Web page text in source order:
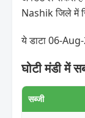
Nashik जिले में
ये डाटा 06-
घोटी मंडी में
सब्जी